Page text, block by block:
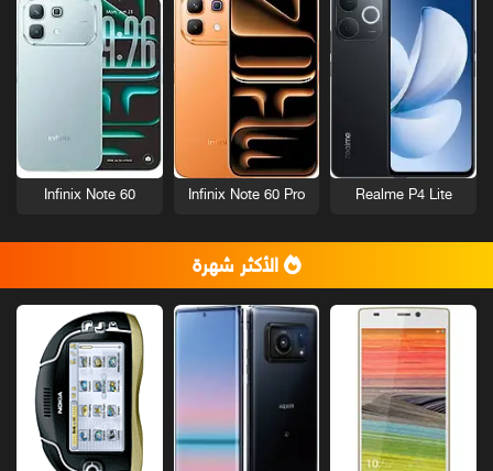
Realme P4 Lite
Infinix Note 60 Pro
Infinix Note 60
الأكثر شهرة